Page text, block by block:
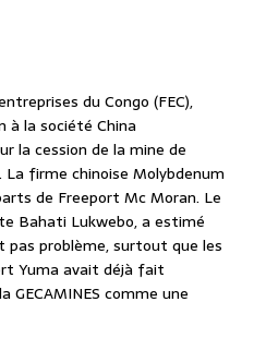
du Congo (FEC),
à la société China
la cession de la mine de
La firme chinoise Molybdenum
de Freeport Mc Moran. Le
Bahati Lukwebo, a estimé
pas problème, surtout que les
Yuma avait déjà fait
GECAMINES comme une